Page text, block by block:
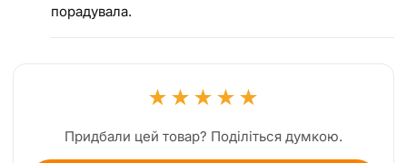
порадувала.
★ ★ ★ ★ ★
Придбали цей товар? Поділіться думкою.